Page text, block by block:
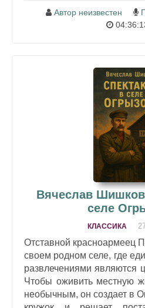
Автор неизвестен
Вячеслав Шишков
селе
КЛАССИКА
Отставной красноармеец
своем родном селе, где
развлечениями являются
Чтобы оживить местную
необычным, он создает в